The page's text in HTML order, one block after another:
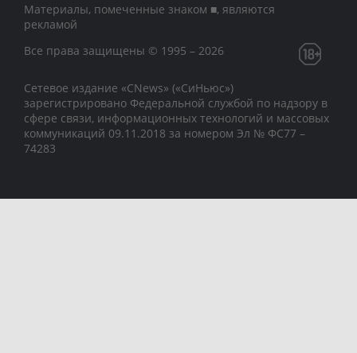
Материалы, помеченные знаком ■, являются
рекламой
Все права защищены © 1995 – 2026
Сетевое издание «CNews» («СиНьюс»)
зарегистрировано Федеральной службой по надзору в
сфере связи, информационных технологий и массовых
коммуникаций 09.11.2018 за номером Эл № ФС77 –
74283